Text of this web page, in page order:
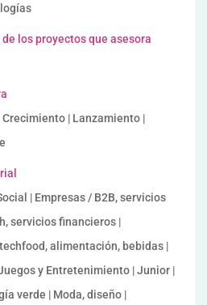
los proyectos que asesora
| Lanzamiento |
| Empresas / B2B, servicios
servicios financieros |
alimentación, bebidas |
y Entretenimiento | Junior |
verde | Moda, diseño |